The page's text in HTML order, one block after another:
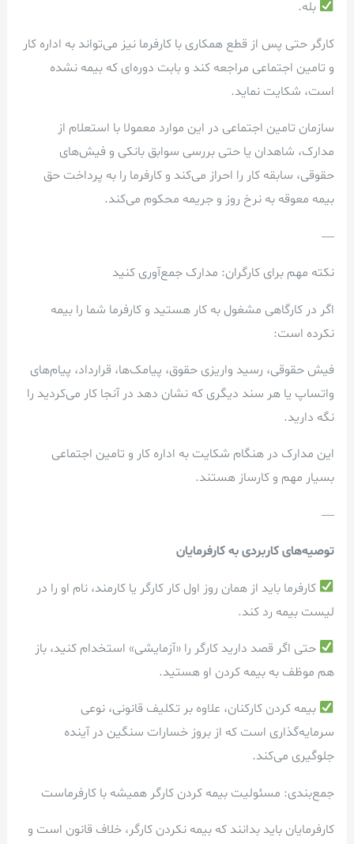
بله.
کارگر حتی پس از قطع همکاری با کارفرما نیز می‌تواند به اداره کار
و تامین اجتماعی مراجعه کند و بابت دوره‌ای که بیمه نشده
است، شکایت نماید.
سازمان تامین اجتماعی در این موارد معمولا با استعلام از
مدارک، شاهدان یا حتی بررسی سوابق بانکی و فیش‌های
حقوقی، سابقه کار را احراز می‌کند و کارفرما را به پرداخت حق
بیمه معوقه به نرخ روز و جریمه محکوم می‌کند.
—
نکته مهم برای کارگران: مدارک جمع‌آوری کنید
اگر در کارگاهی مشغول به کار هستید و کارفرما شما را بیمه
نکرده است:
فیش حقوقی، رسید واریزی حقوق، پیامک‌ها، قرارداد، پیام‌های
واتساپ یا هر سند دیگری که نشان دهد در آنجا کار می‌کردید را
نگه دارید.
این مدارک در هنگام شکایت به اداره کار و تامین اجتماعی
بسیار مهم و کارساز هستند.
—
توصیه‌های کاربردی به کارفرمایان
کارفرما باید از همان روز اول کار کارگر یا کارمند، نام او را در
لیست بیمه رد کند.
حتی اگر قصد دارید کارگر را «آزمایشی» استخدام کنید، باز
هم موظف به بیمه کردن او هستید.
بیمه کردن کارکنان، علاوه بر تکلیف قانونی، نوعی
سرمایه‌گذاری است که از بروز خسارات سنگین در آینده
جلوگیری می‌کند.
جمع‌بندی: مسئولیت بیمه کردن کارگر همیشه با کارفرماست
کارفرمایان باید بدانند که بیمه نکردن کارگر، خلاف قانون است و